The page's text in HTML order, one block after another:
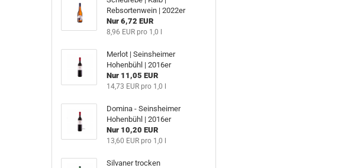
Rebsortenwein | 2022er
Nur 6,72 EUR
8,96 EUR pro 1,0 l
Merlot | Seinsheimer
Hohenbühl | 2016er
Nur 11,05 EUR
14,73 EUR pro 1,0 l
Domina - Seinsheimer
Hohenbühl | 2016er
Nur 10,20 EUR
13,60 EUR pro 1,0 l
Silvaner trocken